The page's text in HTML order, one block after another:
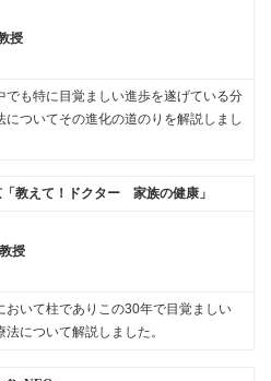
授
も特に目覚ましい進歩を遂げている分
ついてその進化の道のりを解説しまし
教えて！ドクター 家族の健康」
授
いて柱でありこの30年で目覚ましい
について解説しました。